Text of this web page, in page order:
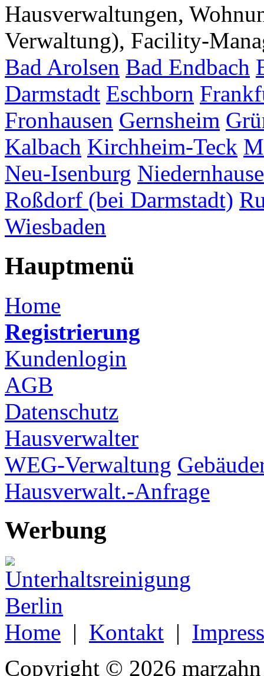
Hausverwaltungen,
Verwaltung), Facility-
Bad Arolsen Bad Endbach
Darmstadt Eschborn
Fronhausen Gernsheim
Kalbach Kirchheim-Teck
Neu-Isenburg
Roßdorf (bei Darmstadt)
Wiesbaden
Hauptmenü
Home
Registrierung
Kundenlogin
AGB
Datenschutz
Hausverwalter
WEG-Verwaltung
Hausverwalt.-Anfrage
Werbung
Home | Kontakt |
Copyright © 2026